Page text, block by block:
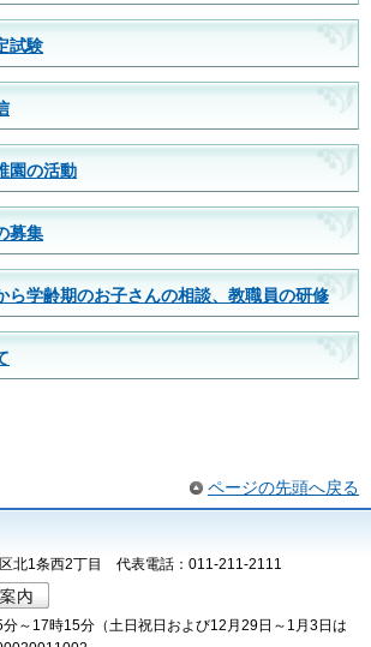
試験
園の活動
募集
ら学齢期のお子さんの相談、教職員の研修
ページの先頭へ戻る
北1条西2丁目 代表電話：011-211-2111
～17時15分（土日祝日および12月29日～1月3日は